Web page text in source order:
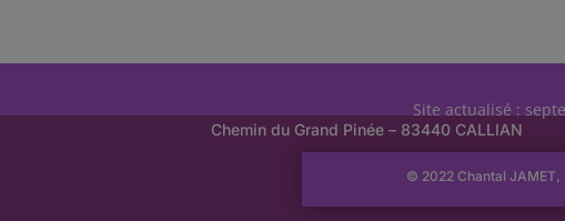
Site actualisé :
Chemin du Grand Pinée – 83440 CALLIAN
© 2022 Chantal JAMET,